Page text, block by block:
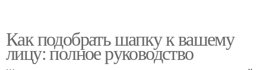
Как подобрать шапку к вашему
лицу: полное руководство